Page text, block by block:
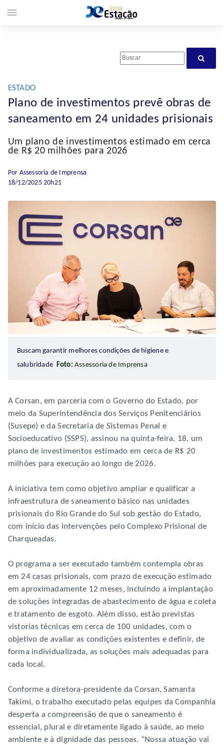
ESTADO
Plano de investimentos prevê obras de
saneamento em 24 unidades prisionais
Um plano de investimentos estimado em cerca
de R$ 20 milhões para 2026
Por Assessoria de Imprensa
18/12/2025 20h21
Buscam garantir melhores condições de higiene e
salubridade Foto: Assessoria de Imprensa
A Corsan, em parceria com o Governo do Estado, por
meio da Superintendência dos Serviços Penitenciários
(Susepe) e da Secretaria de Sistemas Penal e
Socioeducativo (SSPS), assinou na quinta-feira, 18, um
plano de investimentos estimado em cerca de R$ 20
milhões para execução ao longo de 2026.
A iniciativa tem como objetivo ampliar e qualificar a
infraestrutura de saneamento básico nas unidades
prisionais do Rio Grande do Sul sob gestão do Estado,
com início das intervenções pelo Complexo Prisional de
Charqueadas.
O programa a ser executado também contempla obras
em 24 casas prisionais, com prazo de execução estimado
em aproximadamente 12 meses, incluindo a implantação
de soluções integradas de abastecimento de água e coleta
e tratamento de esgoto. Além disso, estão previstas
vistorias técnicas em cerca de 100 unidades, com o
objetivo de avaliar as condições existentes e definir, de
forma individualizada, as soluções mais adequadas para
cada local.
Conforme a diretora-presidente da Corsan, Samanta
Takimi, o trabalho executado pelas equipes da Companhia
desperta a compreensão de que o saneamento é
essencial, plural e diretamente ligado à saúde, ao meio
ambiente e à dignidade das pessoas. “Nossa atuação vai
menu